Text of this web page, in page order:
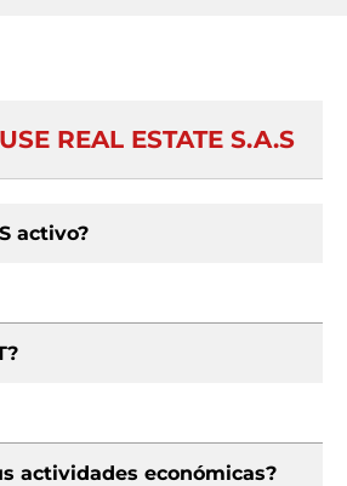
REAL ESTATE S.A.S
activo?
actividades económicas?